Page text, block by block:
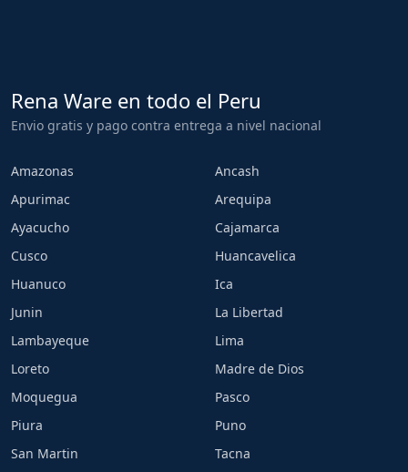
Rena Ware en todo el Peru
Envio gratis y pago contra entrega a nivel nacional
Amazonas
Ancash
Apurimac
Arequipa
Ayacucho
Cajamarca
Cusco
Huancavelica
Huanuco
Ica
Junin
La Libertad
Lambayeque
Lima
Loreto
Madre de Dios
Moquegua
Pasco
Piura
Puno
San Martin
Tacna